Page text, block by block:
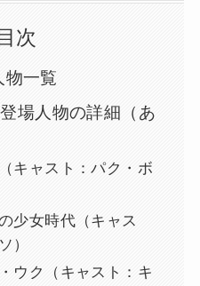
目次
物一覧
場人物の詳細（あ
キャスト：パク・ボ
少女時代（キャス
）
ウク（キャスト：キ